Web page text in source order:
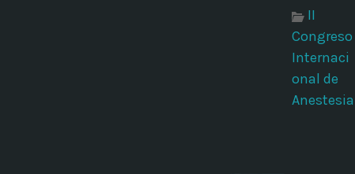
II
Congreso
Internaci
onal de
Anestesia